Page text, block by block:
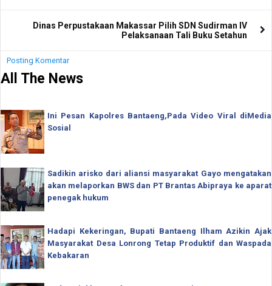
Dinas Perpustakaan Makassar Pilih SDN Sudirman IV
Pelaksanaan Tali Buku Setahun
Posting Komentar
All The News
Ini Pesan Kapolres Bantaeng,Pada Video Viral diMedia
Sosial
Sadikin arisko dari aliansi masyarakat Gayo mengatakan
akan melaporkan BWS dan PT Brantas Abipraya ke aparat
penegak hukum
Hadapi Kekeringan, Bupati Bantaeng Ilham Azikin Ajak
Masyarakat Desa Lonrong Tetap Produktif dan Waspada
Kebakaran